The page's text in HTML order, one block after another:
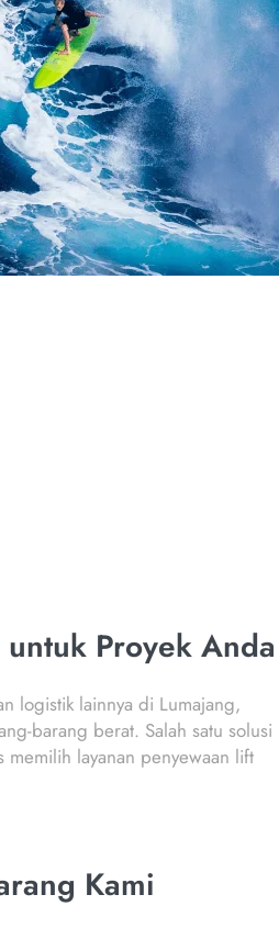
Proyek Anda
logistik lainnya di Lumajang,
barang berat. Salah satu solusi
layanan penyewaan lift
Kami